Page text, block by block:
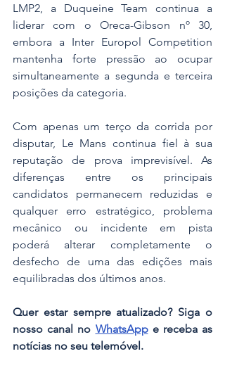
LMP2, a Duqueine Team continua a
liderar com o Oreca-Gibson nº 30,
embora a Inter Europol Competition
mantenha forte pressão ao ocupar
simultaneamente a segunda e terceira
posições da categoria.
Com apenas um terço da corrida por
disputar, Le Mans continua fiel à sua
reputação de prova imprevisível. As
diferenças entre os principais
candidatos permanecem reduzidas e
qualquer erro estratégico, problema
mecânico ou incidente em pista
poderá alterar completamente o
desfecho de uma das edições mais
equilibradas dos últimos anos.
Quer estar sempre atualizado? Siga o
nosso canal no WhatsApp e receba as
notícias no seu telemóvel.